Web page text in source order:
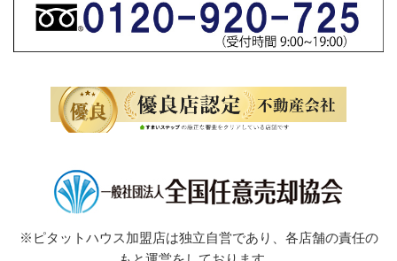
※ピタットハウス加盟店は独立自営であり、各店舗の責任の